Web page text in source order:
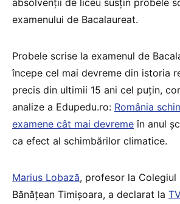
examenului de Bacalaureat.
Probele scrise la examenul de
începe cel mai devreme din istoria
precis din ultimii 15 ani cel puțin,
analize a Edupedu.ro: România
examene cât mai devreme în anul
ca efect al schimbărilor climatice.
Marius Lobază, profesor la Colegiul
Bănăţean Timişoara, a declarat la